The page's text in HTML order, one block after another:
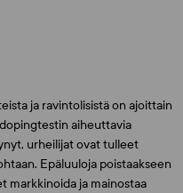
ja ravintolisistä on ajoittain
aiheuttavia
urheilijat ovat tulleet
Epäluuloja poistaakseen
markkinoida ja mainostaa